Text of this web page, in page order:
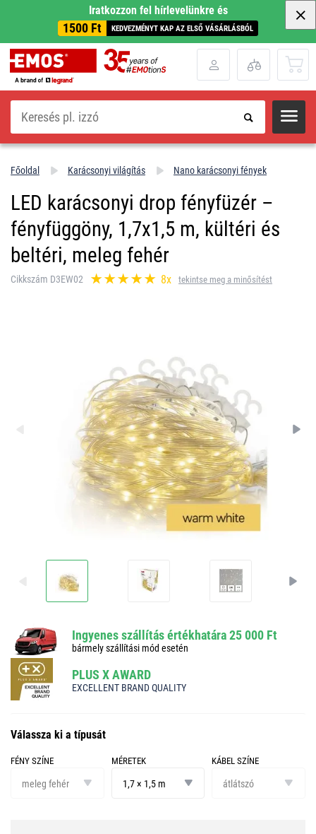
Iratkozzon fel hírlevelünkre és
1500 Ft KEDVEZMÉNYT KAP AZ ELSŐ VÁSÁRLÁSBÓL
Keresés
Főoldal Karácsonyi világítás Nano karácsonyi fények
LED karácsonyi drop fényfüzér –
fényfüggöny, 1,7x1,5 m, kültéri és
beltéri, meleg fehér
Cikkszám D3EW02 8x tekintse meg a minősítést
Ingyenes szállítás értékhatára 25 000 Ft
bármely szállítási mód esetén
PLUS X AWARD
EXCELLENT BRAND QUALITY
Válassza ki a típusát
FÉNY SZÍNE
színemeleg fehér
MÉRETEK
1,7 × 1,5 m
KÁBEL SZÍNE
színeátlátszó